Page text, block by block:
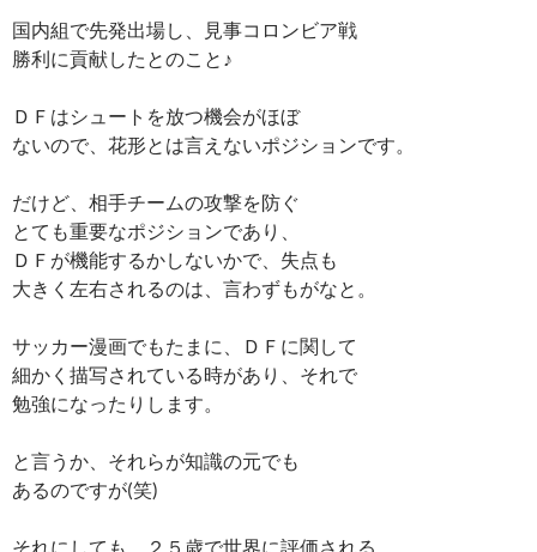
国内組で先発出場し、見事コロンビア戦
勝利に貢献したとのこと♪
ＤＦはシュートを放つ機会がほぼ
ないので、花形とは言えないポジションです。
だけど、相手チームの攻撃を防ぐ
とても重要なポジションであり、
ＤＦが機能するかしないかで、失点も
大きく左右されるのは、言わずもがなと。
サッカー漫画でもたまに、ＤＦに関して
細かく描写されている時があり、それで
勉強になったりします。
と言うか、それらが知識の元でも
あるのですが(笑)
それにしても、２５歳で世界に評価される